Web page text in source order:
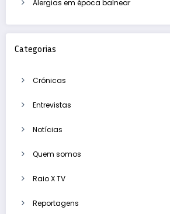
Alergias em época balnear
Categorias
Crónicas
Entrevistas
Notícias
Quem somos
Raio X TV
Reportagens